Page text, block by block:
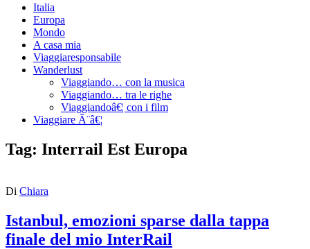
Italia
Europa
Mondo
A casa mia
Viaggiaresponsabile
Wanderlust
Viaggiando… con la musica
Viaggiando… tra le righe
Viaggiandoâ€¦ con i film
Viaggiare Ã¨â€¦
Tag: Interrail Est Europa
Di Chiara
Istanbul, emozioni sparse dalla tappa
finale del mio InterRail